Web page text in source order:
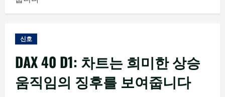
신호
DAX 40 D1: 차트는 희미한 상승
움직임의 징후를 보여줍니다